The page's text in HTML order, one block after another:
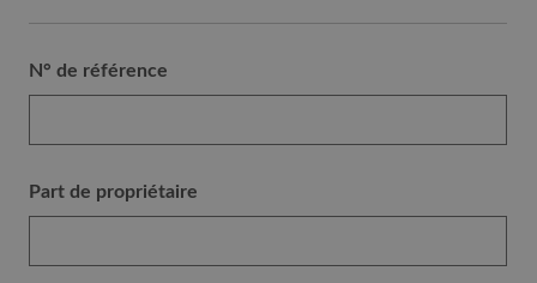
N° de référence
Part de propriétaire